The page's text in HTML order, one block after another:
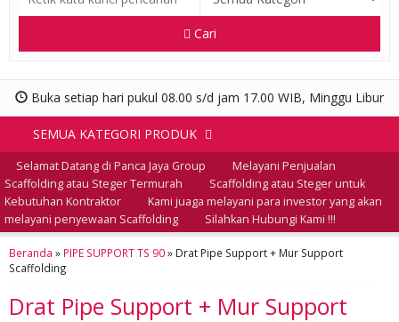
Cari
Buka setiap hari pukul 08.00 s/d jam 17.00 WIB, Minggu Libur
SEMUA KATEGORI PRODUK
Selamat Datang di Panca Jaya Group
Melayani Penjualan
Scaffolding atau Steger Termurah
Scaffolding atau Steger untuk
Kebutuhan Kontraktor
Kami juaga melayani para investor yang akan
melayani penyewaan Scaffolding
Silahkan Hubungi Kami !!!
Beranda » PIPE SUPPORT TS 90» Drat Pipe Support + Mur Support
Scaffolding
Drat Pipe Support + Mur Support